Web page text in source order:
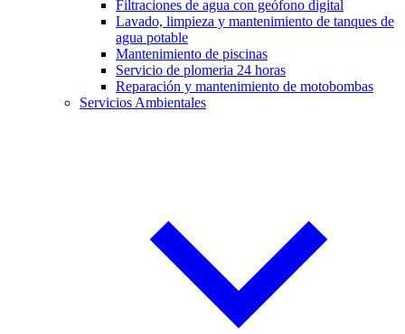
Filtraciones de agua con geófono digital
Lavado, limpieza y mantenimiento de tanques de
agua potable
Mantenimiento de piscinas
Servicio de plomeria 24 horas
Reparación y mantenimiento de motobombas
Servicios Ambientales